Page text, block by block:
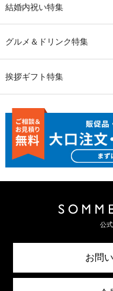
結婚内祝い特集
グルメ＆ドリンク特集
挨拶ギフト特集
公
お問